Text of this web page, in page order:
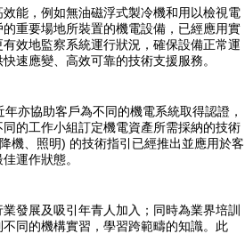
能，例如無油磁浮式製冷機和用以檢視電
重要場地所裝置的機電設備，已經應用實
效地監察系統運行狀況，確保設備正常運
速應變、高效可靠的技術支援服務。
亦協助客戶為不同的機電系統取得認證，
的工作小組訂定機電資產所需採納的技術
機、照明) 的技術指引已經推出並應用於客
運作狀態。
發展及吸引年青人加入；同時為業界培訓
同的機構實習，學習跨範疇的知識。此